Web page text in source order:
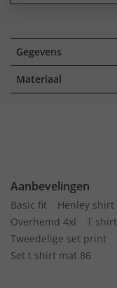
Gegevens
Materiaal
Aanbevelingen
Basic fit Henley shirt
Overhemd 4xl
T
Tweedelige set print
Set t shirt mat 86